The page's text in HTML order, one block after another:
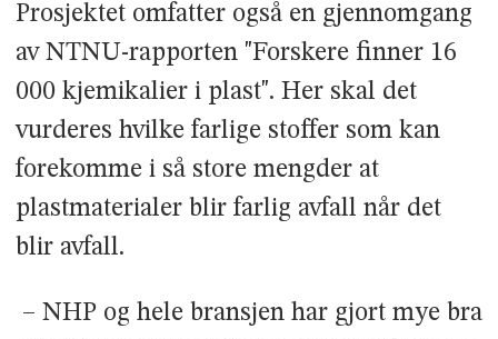
Prosjektet omfatter også en gjennomgang
av NTNU-rapporten "Forskere finner 16
000 kjemikalier i plast". Her skal det
vurderes hvilke farlige stoffer som kan
forekomme i så store mengder at
plastmaterialer blir farlig avfall når det
blir avfall.
– NHP og hele bransjen har gjort mye bra